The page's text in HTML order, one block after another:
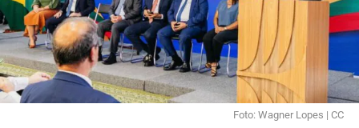
Foto: Wagner Lopes | CC